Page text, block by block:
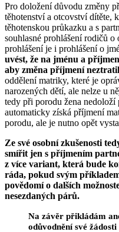
Pro doložení důvodu změny
těhotenství a otcovství dítěte,
těhotenskou průkazku a s
souhlasné prohlášení rodičů
prohlášení je i prohlášení o
uvést, že na jménu a
aby změna příjmení
oddělení matriky, které je
narozených dětí, ale nelze u
tedy při porodu žena
automaticky získá příjmení
porodu, ale je nutno opět
Ze své osobní zkušenosti
smířit jen s příjmením
z více variant, která bude
ráda, pokud svým
povědomí o dalších
nesezdaných párů.
Na závěr přikládám
odůvodnění své